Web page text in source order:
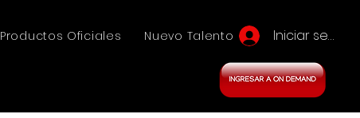
Productos Oficiales Nuevo Talento Iniciar sesión